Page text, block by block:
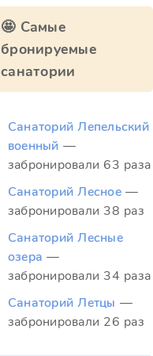
🤩 Самые
бронируемые
санатории
Санаторий Лепельский
военный —
забронировали 63 раза
Санаторий Лесное —
забронировали 38 раз
Санаторий Лесные
озера —
забронировали 34 раза
Санаторий Летцы —
забронировали 26 раз